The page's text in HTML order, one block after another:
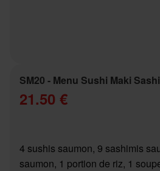
SM20 - Menu Sushi Maki
21.50 €
4 sushis saumon, 9 sashimis
saumon, 1 portion de riz, 1